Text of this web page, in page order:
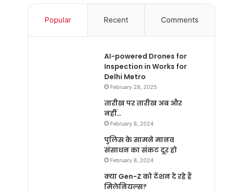
Popular Recent Comments
AI-powered Drones for
Inspection in Works for
Delhi Metro
February 28, 2025
तारीख पर तारीख अब और
नहीं…
February 8, 2024
पुलिस के सामने मानव
संसाधन का संकट दूर हो
February 8, 2024
क्या Gen-Z को टेंशन दे रहे हैं
मिलेनियल्स?